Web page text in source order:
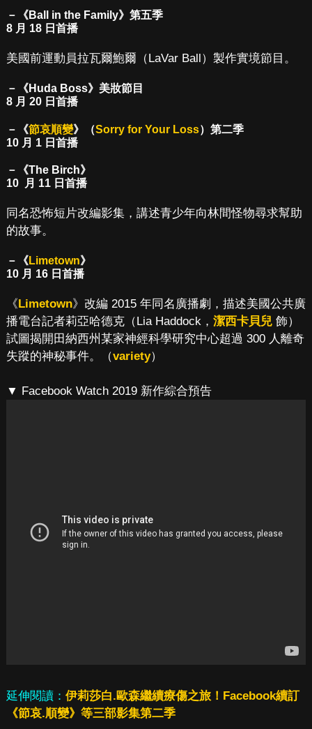
－《Ball in the Family》第五季
8 月 18 日首播
美國前運動員拉瓦爾鮑爾（LaVar Ball）製作實境節目。
－《Huda Boss》美妝節目
8 月 20 日首播
－《節哀順變》（Sorry for Your Loss）第二季
10 月 1 日首播
－《The Birch》
10 月 11 日首播
同名恐怖短片改編影集，講述青少年向林間怪物尋求幫助
的故事。
－《 Limetown》
10 月 16 日首播
《Limetown》改編 2015 年同名廣播劇，描述美國公共廣
播電台記者莉亞哈德克（Lia Haddock， 潔西卡貝兒飾）
試圖揭開田納西州某家神經科學研究中心超過 300 人離奇
失蹤的神秘事件。（variety）
▼ Facebook Watch 2019 新作綜合預告
延伸閱讀： 伊莉莎白.歐森繼續療傷之旅！Facebook續訂
《節哀.順變》等三部影集第二季